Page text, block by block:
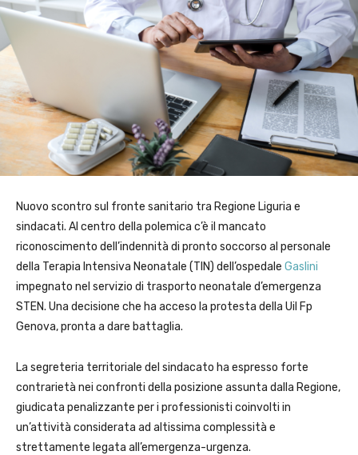
Nuovo scontro sul fronte sanitario tra Regione Liguria e
sindacati. Al centro della polemica c’è il mancato
riconoscimento dell’indennità di pronto soccorso al personale
della Terapia Intensiva Neonatale (TIN) dell’ospedale Gaslini
impegnato nel servizio di trasporto neonatale d’emergenza
STEN. Una decisione che ha acceso la protesta della Uil Fp
Genova, pronta a dare battaglia.
La segreteria territoriale del sindacato ha espresso forte
contrarietà nei confronti della posizione assunta dalla Regione,
giudicata penalizzante per i professionisti coinvolti in
un’attività considerata ad altissima complessità e
strettamente legata all’emergenza-urgenza.